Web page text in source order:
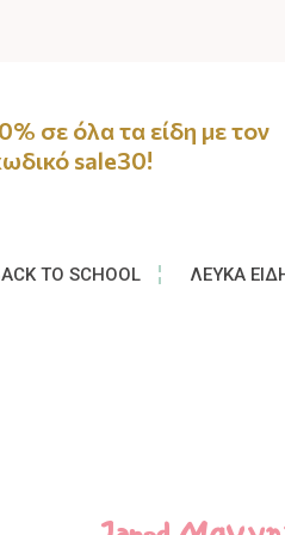
σε όλα τα είδη με τον
sale30!
TO SCHOOL ΛΕΥΚΆ